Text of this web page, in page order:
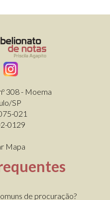
308 - Moema
SP
021
0129
Mapa
de procuração?